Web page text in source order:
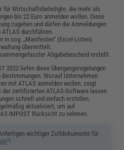
für Wirtschaftsbeteiligte, die mehr als
bis 22 Euro anmelden wollen. Diese
zugehen und dürfen die Anmeldungen
durchführen.
in sog. „Manifesten“ (Excel-Listen)
übermittelt.
Abgabebescheid erstellt.
2022 liefen diese Übergangsregelungen
Worauf Unternehmen
mit ATLAS anmelden wollen, zeigt
der zertifizierten ATLAS-Software lassen
schnell und einfach erstellen.
aktualisiert, um auf
IMPOST Rücksicht zu nehmen.
wichtiger Zolldokumente für
“!